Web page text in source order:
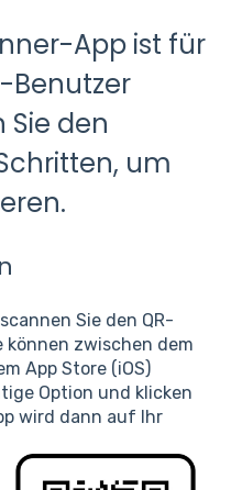
App ist für
Benutzer
Sie den
um
Sie den QR-
können zwischen dem
App Store (iOS)
Option und klicken
wird dann auf Ihr